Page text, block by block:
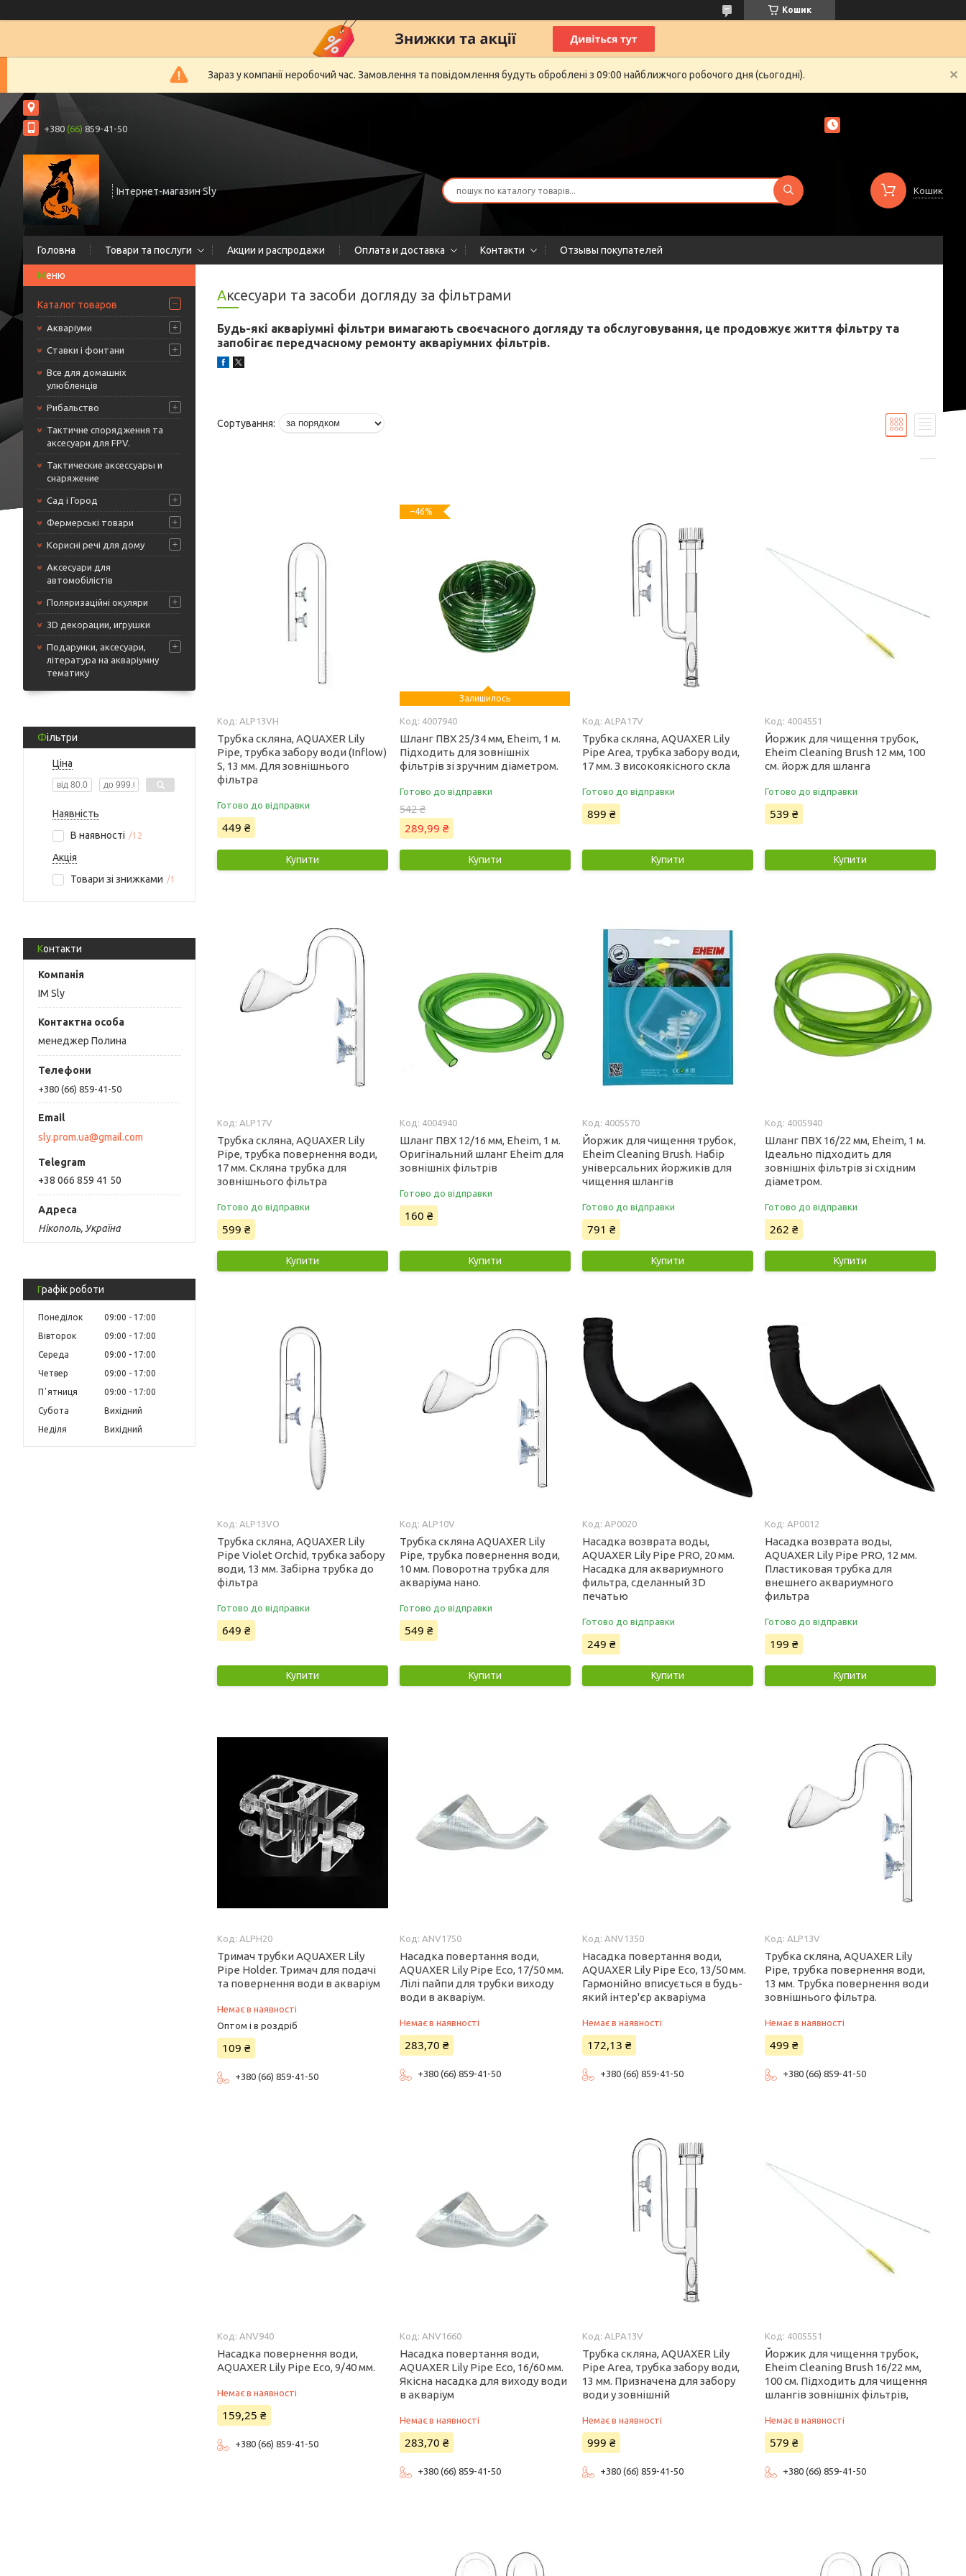
Кошик
Зараз у компанії неробочий час. Замовлення та повідомлення будуть оброблені з 09:00 найближчого робочого дня (сьогодні).
Нікополь, Україна
+380 (66) 859-41-50
Інтернет-магазин Sly Кошик
Головна Товари та послуги Акции и распродажи Оплата и доставка Контакти Отзывы покупателей
Каталог товаров
Акваріуми
Ставки і фонтани
Все для домашніх
улюбленців
Рибальство
Тактичне спорядження та
аксесуари для FPV.
Тактические аксессуары и
снаряжение
Сад і Город
Фермерські товари
Корисні речі для дому
Аксесуари для
автомобілістів
Поляризаційні окуляри
3D декорации, игрушки
Подарунки, аксесуари,
література на акваріумну
тематику
Фільтри
Ціна
Наявність
В наявності
12
Акція
Товари зі знижками
1
Контакти
IM Sly
менеджер Полина
+380 (66) 859-41-50
sly.prom.ua@gmail.com
+38 066 859 41 50
Нікополь, Україна
Графік роботи
Понеділок 09:00
17:00
Вівторок
09:00
17:00
Середа
09:00
17:00
Четвер
09:00
17:00
Пʼятниця
09:00
17:00
Субота
Вихідний
Неділя
Вихідний
Аксесуари та засоби догляду за фільтрами
Будь-які акваріумні фільтри вимагають своєчасного догляду та обслуговування, це продовжує життя фільтру та
запобігає передчасному ремонту акваріумних фільтрів.
ALP13VH
Трубка скляна, AQUAXER Lily
Pipe, трубка забору води (Inflow)
S, 13 мм. Для зовнішнього
фільтра
Готово до відправки
449 ₴
Купити
–46%
Залишилось
4007940
Шланг ПВХ 25/34 мм, Eheim, 1 м.
Підходить для зовнішніх
фільтрів зі зручним діаметром.
Готово до відправки
542 ₴
289,99 ₴
Купити
ALPA17V
Трубка скляна, AQUAXER Lily
Pipe Area, трубка забору води,
17 мм. З високоякісного скла
Готово до відправки
899 ₴
Купити
4004551
Йоржик для чищення трубок,
Eheim Cleaning Brush 12 мм, 100
см. йорж для шланга
Готово до відправки
539 ₴
Купити
ALP17V
Трубка скляна, AQUAXER Lily
Pipe, трубка повернення води,
17 мм. Скляна трубка для
зовнішнього фільтра
Готово до відправки
599 ₴
Купити
4004940
Шланг ПВХ 12/16 мм, Eheim, 1 м.
Оригінальний шланг Eheim для
зовнішніх фільтрів
Готово до відправки
160 ₴
Купити
4005570
Йоржик для чищення трубок,
Eheim Cleaning Brush. Набір
універсальних йоржиків для
чищення шлангів
Готово до відправки
791 ₴
Купити
4005940
Шланг ПВХ 16/22 мм, Eheim, 1 м.
Ідеально підходить для
зовнішніх фільтрів зі східним
діаметром.
Готово до відправки
262 ₴
Купити
ALP13VO
Трубка скляна, AQUAXER Lily
Pipe Violet Orchid, трубка забору
води, 13 мм. Забірна трубка до
фільтра
Готово до відправки
649 ₴
Купити
ALP10V
Трубка скляна AQUAXER Lily
Pipe, трубка повернення води,
10 мм. Поворотна трубка для
акваріума нано.
Готово до відправки
549 ₴
Купити
AP0020
Насадка возврата воды,
AQUAXER Lily Pipe PRO, 20 мм.
Насадка для аквариумного
фильтра, сделанный 3D
печатью
Готово до відправки
249 ₴
Купити
AP0012
Насадка возврата воды,
AQUAXER Lily Pipe PRO, 12 мм.
Пластиковая трубка для
внешнего аквариумного
фильтра
Готово до відправки
199 ₴
Купити
ALPH20
Тримач трубки AQUAXER Lily
Pipe Holder. Тримач для подачі
та повернення води в акваріум
Немає в наявності
Оптом і в роздріб
109 ₴
+380 (66) 859-41-50
ANV1750
Насадка повертання води,
AQUAXER Lily Pipe Eco, 17/50 мм.
Лілі пайпи для трубки виходу
води в акваріум.
Немає в наявності
283,70 ₴
+380 (66) 859-41-50
ANV1350
Насадка повертання води,
AQUAXER Lily Pipe Eco, 13/50 мм.
Гармонійно вписується в будь-
який інтер'єр акваріума
Немає в наявності
172,13 ₴
+380 (66) 859-41-50
ALP13V
Трубка скляна, AQUAXER Lily
Pipe, трубка повернення води,
13 мм. Трубка повернення води
зовнішнього фільтра.
Немає в наявності
499 ₴
+380 (66) 859-41-50
ANV940
Насадка повернення води,
AQUAXER Lily Pipe Eco, 9/40 мм.
Немає в наявності
159,25 ₴
+380 (66) 859-41-50
ANV1660
Насадка повертання води,
AQUAXER Lily Pipe Eco, 16/60 мм.
Якісна насадка для виходу води
в акваріум
Немає в наявності
283,70 ₴
+380 (66) 859-41-50
ALPA13V
Трубка скляна, AQUAXER Lily
Pipe Area, трубка забору води,
13 мм. Призначена для забору
води у зовнішній
Немає в наявності
999 ₴
+380 (66) 859-41-50
4005551
Йоржик для чищення трубок,
Eheim Cleaning Brush 16/22 мм,
100 см. Підходить для чищення
шлангів зовнішніх фільтрів,
Немає в наявності
579 ₴
+380 (66) 859-41-50